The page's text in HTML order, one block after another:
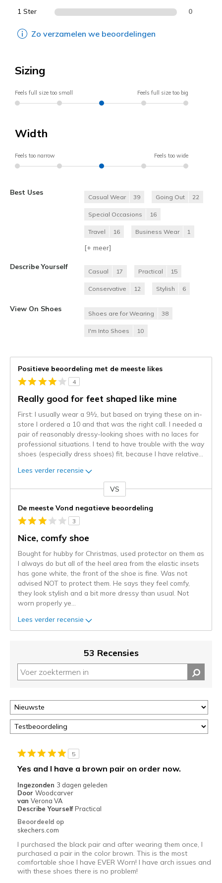
1 Ster 0
Zo verzamelen we beoordelingen
Sizing
Feels full size too small Feels full size too big
Width
Feels too narrow Feels too wide
Best Uses
Casual Wear 39 Going Out 22
Special Occasions 16
Travel 16 Business Wear 1
[+ meer]
Describe Yourself
Casual 17 Practical 15
Conservative 12 Stylish 6
View On Shoes
Shoes are for Wearing 38
I'm Into Shoes 10
Positieve beoordeling met de meeste likes
4
Really good for feet shaped like mine
First: I usually wear a 9½, but based on trying these on in-
store I ordered a 10 and that was the right call. I needed a
pair of reasonably dressy-looking shoes with no laces for
professional situations. I tend to have trouble with the way
shoes (especially dress shoes) fit, because I have relative
Lees verder recensie
content
wordt
momenteel
gemigreerd
de
niejee
page_id.
kunt
status
van
deze
of
door
<a
href="javascript:location.href=location.pathname;">hier</a>
page
met
migratiegeschiedenis
van
de
VS
De meeste Vond negatieve beoordeling
3
Nice, comfy shoe
Bought for hubby for Christmas, used protector on them as
I always do but all of the heel area from the elastic insets
has gone white, the front of the shoe is fine. Was not
advised NOT to protect them. He says they feel comfy,
they look stylish and a bit more dressy than usual. Not
worn properly ye
Lees verder recensie
53 Recensies
5
Yes and I have a brown pair on order now.
Ingezonden 3 dagen geleden
Door Woodcarver
van Verona VA
Describe Yourself Practical
Beoordeeld op
skechers.com
I purchased the black pair and after wearing them once, I
purchased a pair in the color brown. This is the most
comfortable shoe I have EVER Worn! I have arch issues and
with these shoes there is no problem!